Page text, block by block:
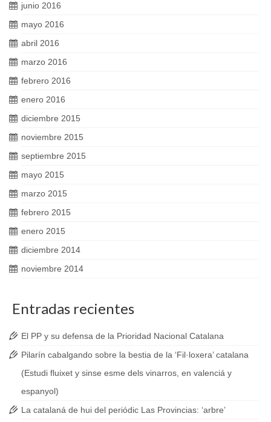
junio 2016
mayo 2016
abril 2016
marzo 2016
febrero 2016
enero 2016
diciembre 2015
noviembre 2015
septiembre 2015
mayo 2015
marzo 2015
febrero 2015
enero 2015
diciembre 2014
noviembre 2014
Entradas recientes
El PP y su defensa de la Prioridad Nacional Catalana
Pilarín cabalgando sobre la bestia de la ‘Fil·loxera’ catalana
(Estudi fluixet y sinse esme dels vinarros, en valenciá y
espanyol)
La catalaná de hui del periódic Las Provincias: ‘arbre’